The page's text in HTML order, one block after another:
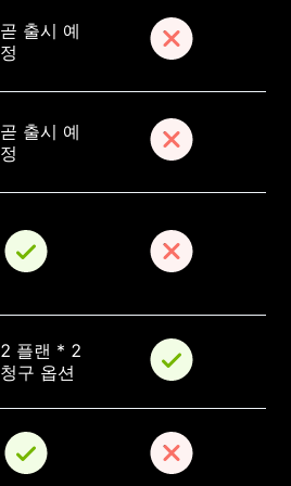
곧 출시 예
정
곧 출시 예
정
2 플랜 * 2
청구 옵션